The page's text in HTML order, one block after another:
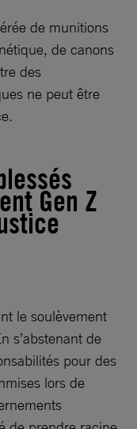
de munitions
de canons
des
ne peut être
Gen Z
le soulèvement
s’abstenant de
pour des
lors de